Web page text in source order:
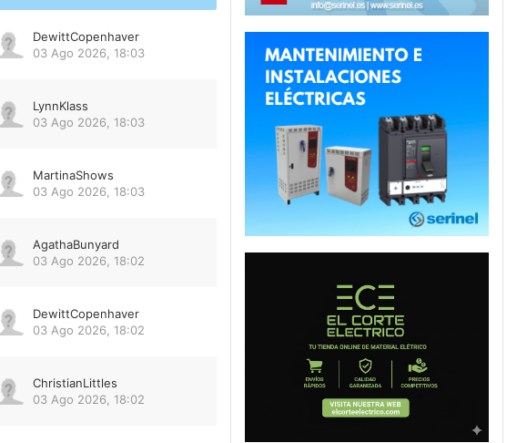
DewittCopenhaver
03 Ago 2026, 18:03
LynnKlass
03 Ago 2026, 18:03
MartinaShows
03 Ago 2026, 18:03
AgathaBunyard
03 Ago 2026, 18:02
DewittCopenhaver
03 Ago 2026, 18:02
ChristianLittles
03 Ago 2026, 18:02